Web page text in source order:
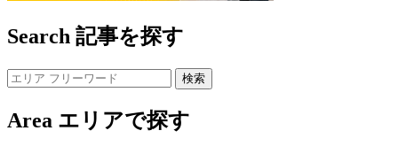
Search 記事を探す
Area エリアで探す